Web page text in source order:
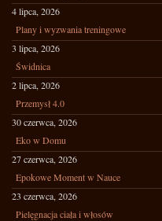
4 lipca, 2026
Plany i wyzwania treningowe
3 lipca, 2026
Świdnica
2 lipca, 2026
Przemysł 4.0
30 czerwca, 2026
Eko w Domu
27 czerwca, 2026
Epokowe Moment w Nauce
23 czerwca, 2026
Pielęgnacja ciała i włosów